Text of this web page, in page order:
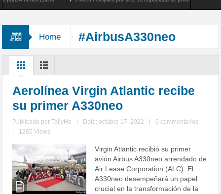
Home #AirbusA330neo
Aerolínea Virgin Atlantic recibe
su primer A330neo
Publicado porTallyHo Date: octubre 17, 2022
0 commentarios
1265 Views
Virgin Atlantic recibió su primer
avión Airbus A330neo arrendado de
Air Lease Corporation (ALC). El
A330neo desempeñará un papel
crucial en la transformación de la